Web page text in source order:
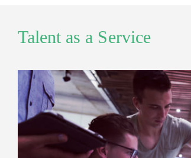
Talent as a Service